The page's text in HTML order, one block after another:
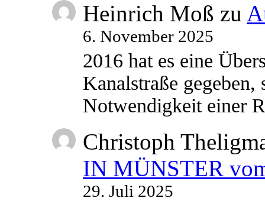
Heinrich Moß zu
6. November 2025
2016 hat es eine
Kanalstraße
Notwendigkeit einer
Christoph
IN MÜNSTER
29. Juli 2025